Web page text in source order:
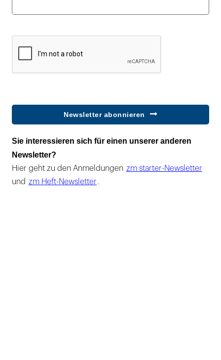
Newsletter abonnieren
Sie interessieren sich für einen unserer anderen
Newsletter?
Hier geht zu den Anmeldungen zm starter-Newsletter
und zm Heft-Newsletter .